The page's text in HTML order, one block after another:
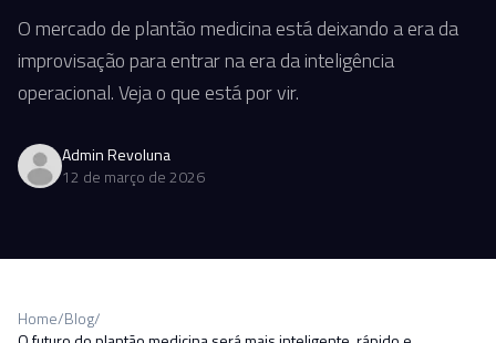
O mercado de plantão medicina está deixando a era da
improvisação para entrar na era da inteligência
operacional. Veja o que está por vir.
Admin Revoluna
12 de março de 2026
Home/Blog/